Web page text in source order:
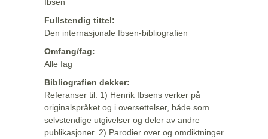
Fullstendig tittel:
Den internasjonale Ibsen-bibliografien
Omfang/fag:
Alle fag
Bibliografien dekker:
Referanser til: 1) Henrik Ibsens verker på
originalspråket og i oversettelser, både som
selvstendige utgivelser og deler av andre
publikasjoner. 2) Parodier over og omdiktninger